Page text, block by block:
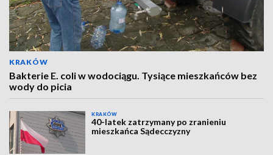
KRAKÓW
Bakterie E. coli w wodociągu. Tysiące mieszkańców bez
wody do picia
KRAKÓW
40-latek zatrzymany po zranieniu
mieszkańca Sądecczyzny